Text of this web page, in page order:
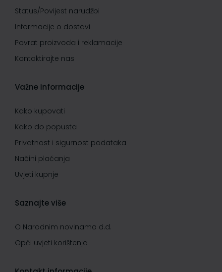
Status/Povijest narudžbi
Informacije o dostavi
Povrat proizvoda i reklamacije
Kontaktirajte nas
Važne informacije
Kako kupovati
Kako do popusta
Privatnost i sigurnost podataka
Načini plaćanja
Uvjeti kupnje
Saznajte više
O Narodnim novinama d.d.
Opći uvjeti korištenja